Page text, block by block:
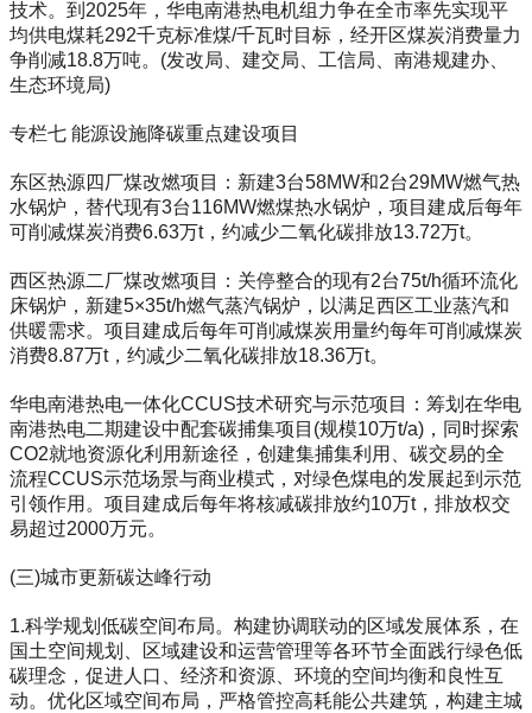
技术。到2025年，华电南港热电机组力争在全市率先实现平
均供电煤耗292千克标准煤/千瓦时目标，经开区煤炭消费量力
争削减18.8万吨。(发改局、建交局、工信局、南港规建办、
生态环境局)
专栏七 能源设施降碳重点建设项目
东区热源四厂煤改燃项目：新建3台58MW和2台29MW燃气热
水锅炉，替代现有3台116MW燃煤热水锅炉，项目建成后每年
可削减煤炭消费6.63万t，约减少二氧化碳排放13.72万t。
西区热源二厂煤改燃项目：关停整合的现有2台75t/h循环流化
床锅炉，新建5×35t/h燃气蒸汽锅炉，以满足西区工业蒸汽和
供暖需求。项目建成后每年可削减煤炭用量约每年可削减煤炭
消费8.87万t，约减少二氧化碳排放18.36万t。
华电南港热电一体化CCUS技术研究与示范项目：筹划在华电
南港热电二期建设中配套碳捕集项目(规模10万t/a)，同时探索
CO2就地资源化利用新途径，创建集捕集利用、碳交易的全
流程CCUS示范场景与商业模式，对绿色煤电的发展起到示范
引领作用。项目建成后每年将核减碳排放约10万t，排放权交
易超过2000万元。
(三)城市更新碳达峰行动
1.科学规划低碳空间布局。构建协调联动的区域发展体系，在
国土空间规划、区域建设和运营管理等各环节全面践行绿色低
碳理念，促进人口、经济和资源、环境的空间均衡和良性互
动。优化区域空间布局，严格管控高耗能公共建筑，构建主城